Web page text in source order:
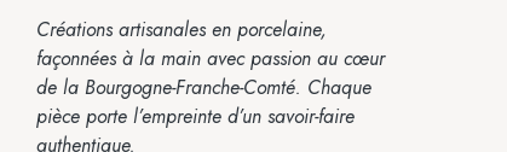
Créations artisanales en porcelaine,
façonnées à la main avec passion au cœur
de la Bourgogne-Franche-Comté. Chaque
pièce porte l’empreinte d’un savoir-faire
authentique.